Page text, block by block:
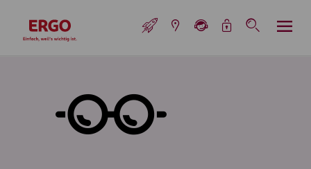
zur Startseite